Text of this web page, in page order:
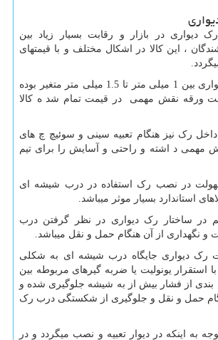
دیواری در بازار و رقابت بسیار زیاد بین
، این کالا در اشکال مختلف و با قیمتهای
ضخامت بدنه رک دیواری بین 1 میلی متر تا 1.5 میلی متر متغیر بوده
ورقه نقش مهمی در قیمت تمام شد ه کالا
رک نیز هنگام تعبیه سینی و سوئیچ چ های
مهمی د اشته و راحتی و آسایش را برای تیم
در نصب رک استفاده در درب شیشه ای
استاندارد بسیار موثر میباشد.
در ساختار رک دیواری در نظر گرفتن درب
نگهداری از آن هنگام حمل و نقل میباشد.
رک دیواری جایگاه درب شیشه ای به شکلی
استقرار یونولیت یا ضربه گیرهای مربوطه بین
بندی از فشار بیش از به شیشه جلوگیری شده و
حمل و نقل و جلوگیری از شکستگی درب رک
به اینکه در دیوار تعبیه و نصب میگردد و در